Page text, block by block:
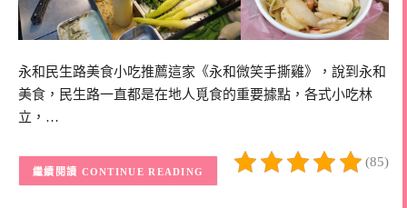
永和民生路美食小吃推薦這家《永和微笑手撕雞》，說到永和
美食，民生路一直都是在地人覓食的重要據點，各式小吃林
立，…
(85)
CONTINUE READING